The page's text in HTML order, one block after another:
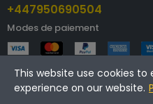
+447950690504
Modes de paiement
This website use cookies
experience on our website.